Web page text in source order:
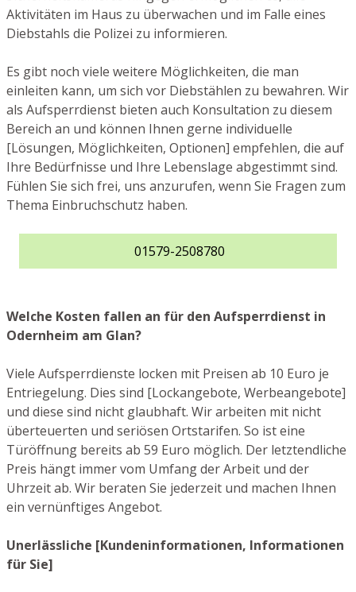
Aktivitäten im Haus zu überwachen und im Falle eines
Diebstahls die Polizei zu informieren.
Es gibt noch viele weitere Möglichkeiten, die man
einleiten kann, um sich vor Diebstählen zu bewahren. Wir
als Aufsperrdienst bieten auch Konsultation zu diesem
Bereich an und können Ihnen gerne individuelle
[Lösungen, Möglichkeiten, Optionen] empfehlen, die auf
Ihre Bedürfnisse und Ihre Lebenslage abgestimmt sind.
Fühlen Sie sich frei, uns anzurufen, wenn Sie Fragen zum
Thema Einbruchschutz haben.
01579-2508780
Welche Kosten fallen an für den Aufsperrdienst in
Odernheim am Glan?
Viele Aufsperrdienste locken mit Preisen ab 10 Euro je
Entriegelung. Dies sind [Lockangebote, Werbeangebote]
und diese sind nicht glaubhaft. Wir arbeiten mit nicht
überteuerten und seriösen Ortstarifen. So ist eine
Türöffnung bereits ab 59 Euro möglich. Der letztendliche
Preis hängt immer vom Umfang der Arbeit und der
Uhrzeit ab. Wir beraten Sie jederzeit und machen Ihnen
ein vernünftiges Angebot.
Unerlässliche [Kundeninformationen, Informationen
für Sie]